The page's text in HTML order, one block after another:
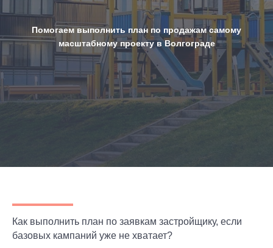
Помогаем выполнить план по продажам самому
масштабному проекту в Волгограде
Как выполнить план по заявкам застройщику, если
базовых кампаний уже не хватает?